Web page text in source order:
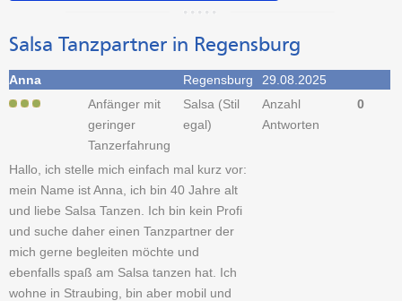
Salsa Tanzpartner in Regensburg
Anna Regensburg
29.08.2025
Anfänger mit
geringer
Tanzerfahrung
Salsa (Stil
egal)
Anzahl
Antworten
0
Hallo, ich stelle mich einfach mal kurz vor:
mein Name ist Anna, ich bin 40 Jahre alt
und liebe Salsa Tanzen. Ich bin kein Profi
und suche daher einen Tanzpartner der
mich gerne begleiten möchte und
ebenfalls spaß am Salsa tanzen hat. Ich
wohne in Straubing, bin aber mobil und